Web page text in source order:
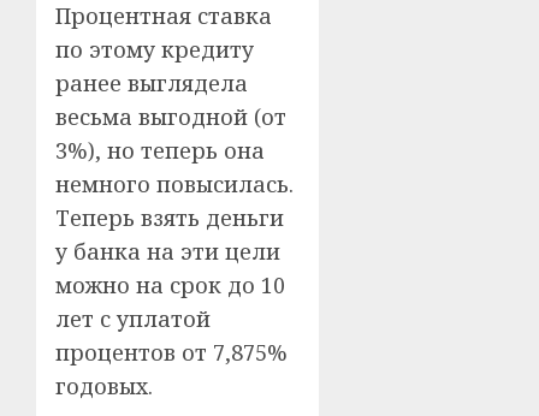
Процентная ставка
по этому кредиту
ранее выглядела
весьма выгодной (от
3%), но теперь она
немного повысилась.
Теперь взять деньги
у банка на эти цели
можно на срок до 10
лет с уплатой
процентов от 7,875%
годовых.